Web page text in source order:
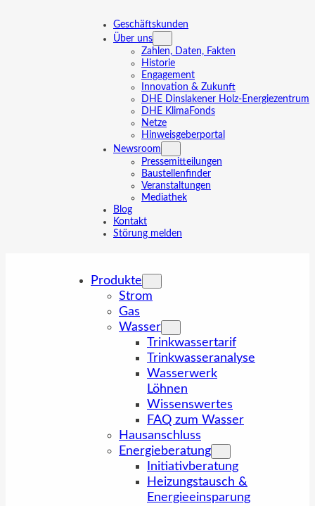
Geschäftskunden
Über uns
Zahlen, Daten, Fakten
Historie
Engagement
Innovation & Zukunft
DHE Dinslakener Holz-Energiezentrum
DHE KlimaFonds
Netze
Hinweisgeberportal
Newsroom
Pressemitteilungen
Baustellenfinder
Veranstaltungen
Mediathek
Blog
Kontakt
Störung melden
Produkte
Strom
Gas
Wasser
Trinkwassertarif
Trinkwasseranalyse
Wasserwerk
Löhnen
Wissenswertes
FAQ zum Wasser
Hausanschluss
Energieberatung
Initiativberatung
Heizungstausch &
Energieeinsparung